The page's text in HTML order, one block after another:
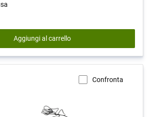
reviews
Aggiungi al carrello
Confronta